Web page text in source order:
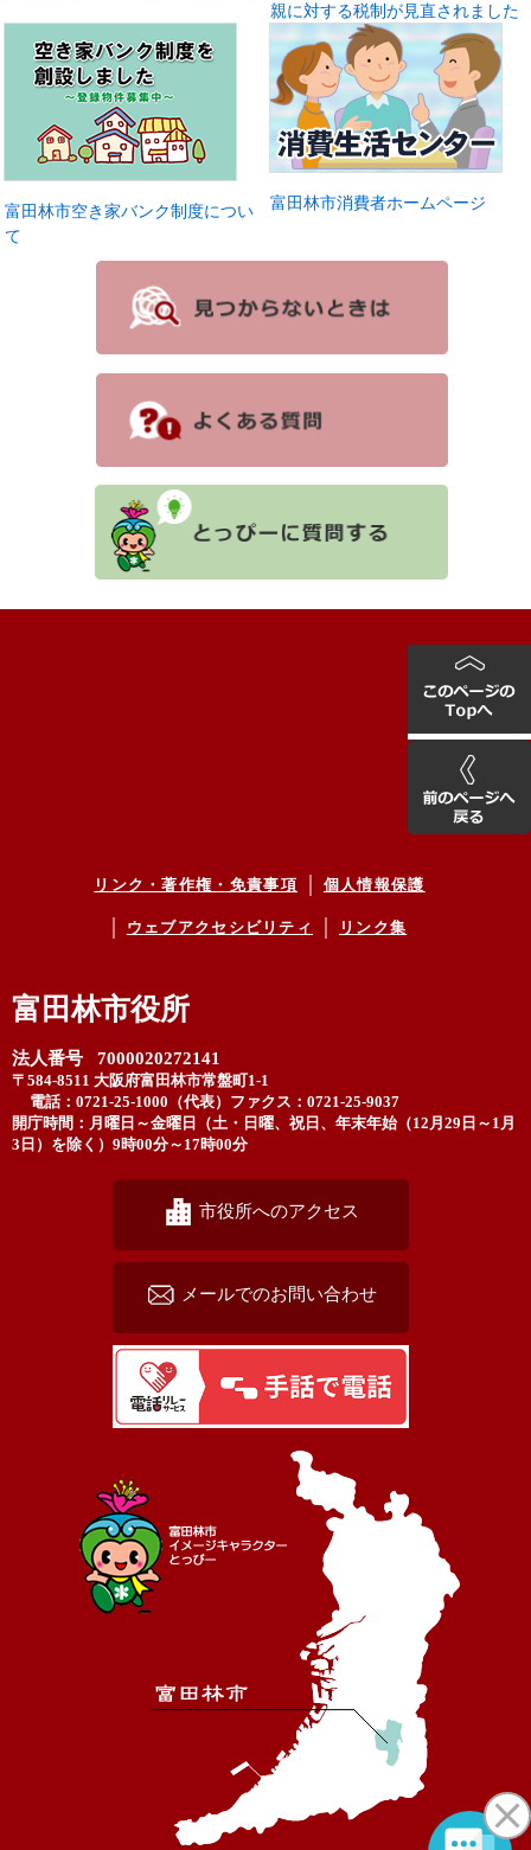
親に対する税制が見直されました
富田林市空き家バンク制度につい
て
富田林市消費者ホームページ
リンク・著作権・免責事項 個人情報保護
ウェブアクセシビリティ リンク集
富田林市役所
法人番号 7000020272141
〒584-8511 大阪府富田林市常盤町1-1
電話：0721-25-1000（代表） ファクス：0721-25-9037
開庁時間：月曜日～金曜日（土・日曜、祝日、年末年始（12月29日～1月
3日）を除く）9時00分～17時00分
市役所へのアクセス
メールでのお問い合わせ